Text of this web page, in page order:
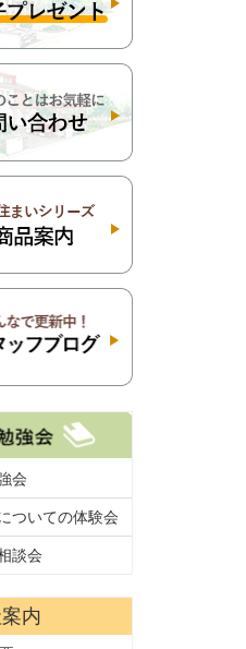
会
ついての体験会
談会
内